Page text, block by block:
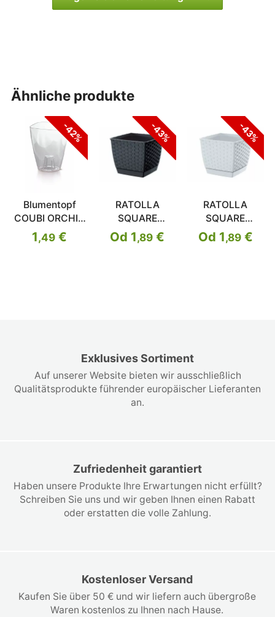
Exklusives Sortiment
Auf unserer Website bieten wir ausschließlich
Qualitätsprodukte führender europäischer Lieferanten
an.
Zufriedenheit garantiert
Haben unsere Produkte Ihre Erwartungen nicht erfüllt?
Schreiben Sie uns und wir geben Ihnen einen Rabatt
oder erstatten die volle Zahlung.
Kostenloser Versand
Kaufen Sie über 50 € und wir liefern auch übergroße
Waren kostenlos zu Ihnen nach Hause.
ähnliche produkte
-42%
Blumentopf
COUBI ORCHID
quadratisch
farblos
1,49 €
-43%
RATOLLA
SQUARE
quadratischer
Blumentopf
Od 1,89 €
-43%
RATOLLA
SQUARE
quadratischer
Blumentopf
Od 1,89€